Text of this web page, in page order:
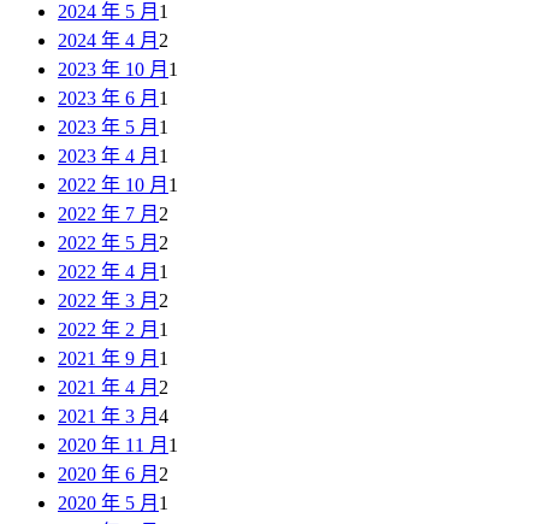
2024 年 5 月 1
2024 年 4 月 2
2023 年 10 月 1
2023 年 6 月 1
2023 年 5 月 1
2023 年 4 月 1
2022 年 10 月 1
2022 年 7 月 2
2022 年 5 月 2
2022 年 4 月 1
2022 年 3 月 2
2022 年 2 月 1
2021 年 9 月 1
2021 年 4 月 2
2021 年 3 月 4
2020 年 11 月 1
2020 年 6 月 2
2020 年 5 月 1